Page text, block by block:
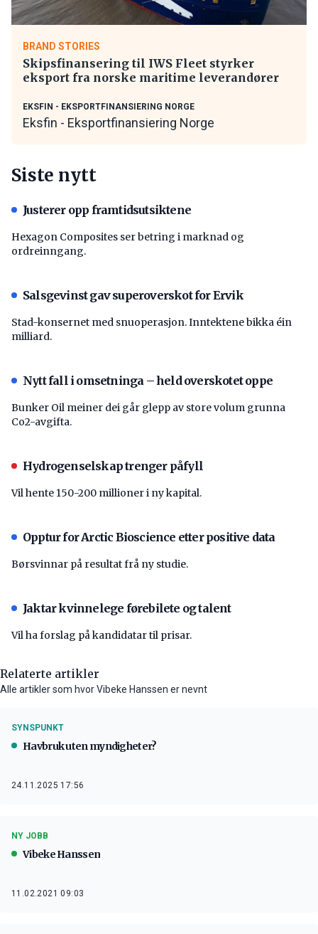
BRAND STORIES
Skipsfinansering til IWS Fleet styrker
eksport fra norske maritime leverandører
EKSFIN - EKSPORTFINANSIERING NORGE
Eksfin - Eksportfinansiering Norge
Siste nytt
Justerer opp framtidsutsiktene
Hexagon Composites ser betring i marknad og
ordreinngang.
Salsgevinst gav superoverskot for Ervik
Stad-konsernet med snuoperasjon. Inntektene bikka éin
milliard.
Nytt fall i omsetninga – held overskotet oppe
Bunker Oil meiner dei går glepp av store volum grunna
Co2-avgifta.
Hydrogenselskap trenger påfyll
Vil hente 150-200 millioner i ny kapital.
Opptur for Arctic Bioscience etter positive data
Børsvinnar på resultat frå ny studie.
Jaktar kvinnelege førebilete og talent
Vil ha forslag på kandidatar til prisar.
Relaterte artikler
Alle artikler som hvor Vibeke Hanssen er nevnt
SYNSPUNKT
Havbruk uten myndigheter?
24.11.2025 17:56
NY JOBB
Vibeke Hanssen
11.02.2021 09:03